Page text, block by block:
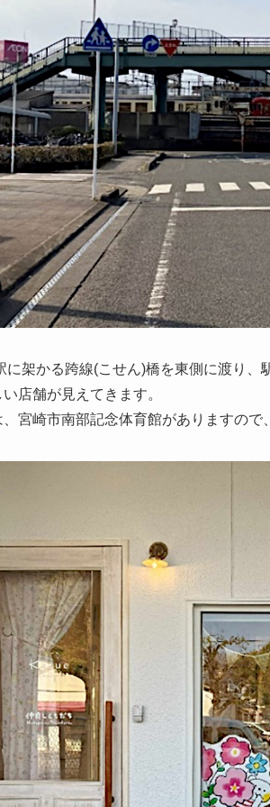
に架かる跨線(こせん)橋を東側に渡り
店舗が見えてきます。
宮崎市南部記念体育館がありますので